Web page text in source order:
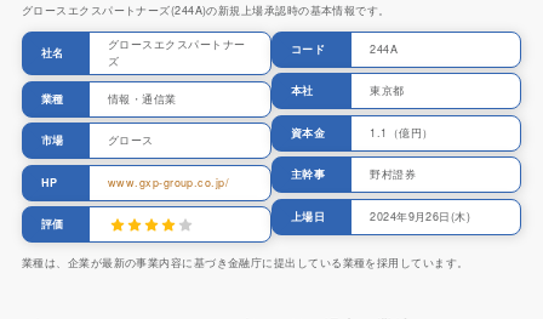
グロースエクスパートナーズ(244A)の新規上場承認時の基本情報です。
社名
グロースエクスパートナー
ズ
業種 情報・通信業
市場 グロース
HP www.gxp-group.co.jp/
評価
コード 244A
本社 東京都
資本金 1.1（億円）
主幹事 野村證券
上場日 2024年9月26日(木)
業種は、企業が最新の事業内容に基づき金融庁に提出している業種を採用しています。